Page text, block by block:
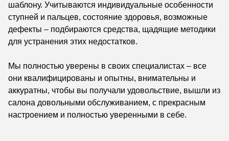
шаблону. Учитываются индивидуальные особенности
ступней и пальцев, состояние здоровья, возможные
дефекты – подбираются средства, щадящие методики
для устранения этих недостатков.
Мы полностью уверены в своих специалистах – все
они квалифицированы и опытны, внимательны и
аккуратны, чтобы вы получали удовольствие, вышли из
салона довольными обслуживанием, с прекрасным
настроением и полностью уверенными в себе.